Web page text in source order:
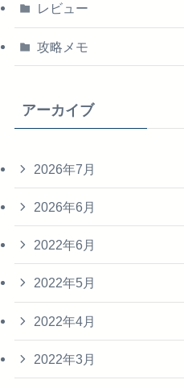
レビュー
攻略メモ
アーカイブ
2026年7月
2026年6月
2022年6月
2022年5月
2022年4月
2022年3月